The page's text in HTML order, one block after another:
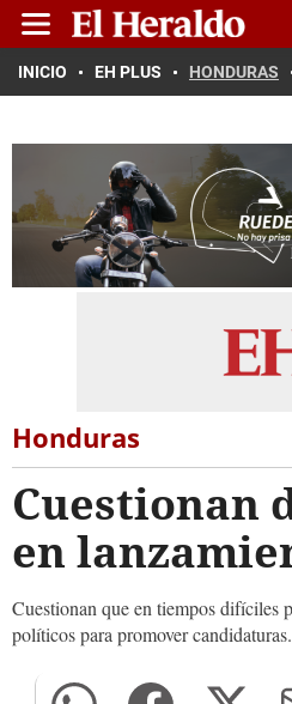
INICIO EH PLUS HONDURAS
Honduras
Cuestionan
en
Cuestionan que en tiempos difíciles
políticos para promover candidaturas.